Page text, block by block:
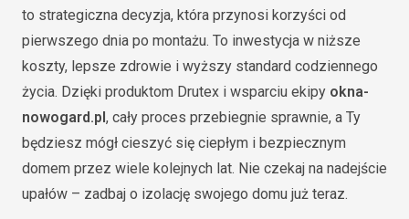
to strategiczna decyzja, która przynosi korzyści od
pierwszego dnia po montażu. To inwestycja w niższe
koszty, lepsze zdrowie i wyższy standard codziennego
życia. Dzięki produktom Drutex i wsparciu ekipy okna-
nowogard.pl , cały proces przebiegnie sprawnie, a Ty
będziesz mógł cieszyć się ciepłym i bezpiecznym
domem przez wiele kolejnych lat. Nie czekaj na nadejście
upałów – zadbaj o izolację swojego domu już teraz.